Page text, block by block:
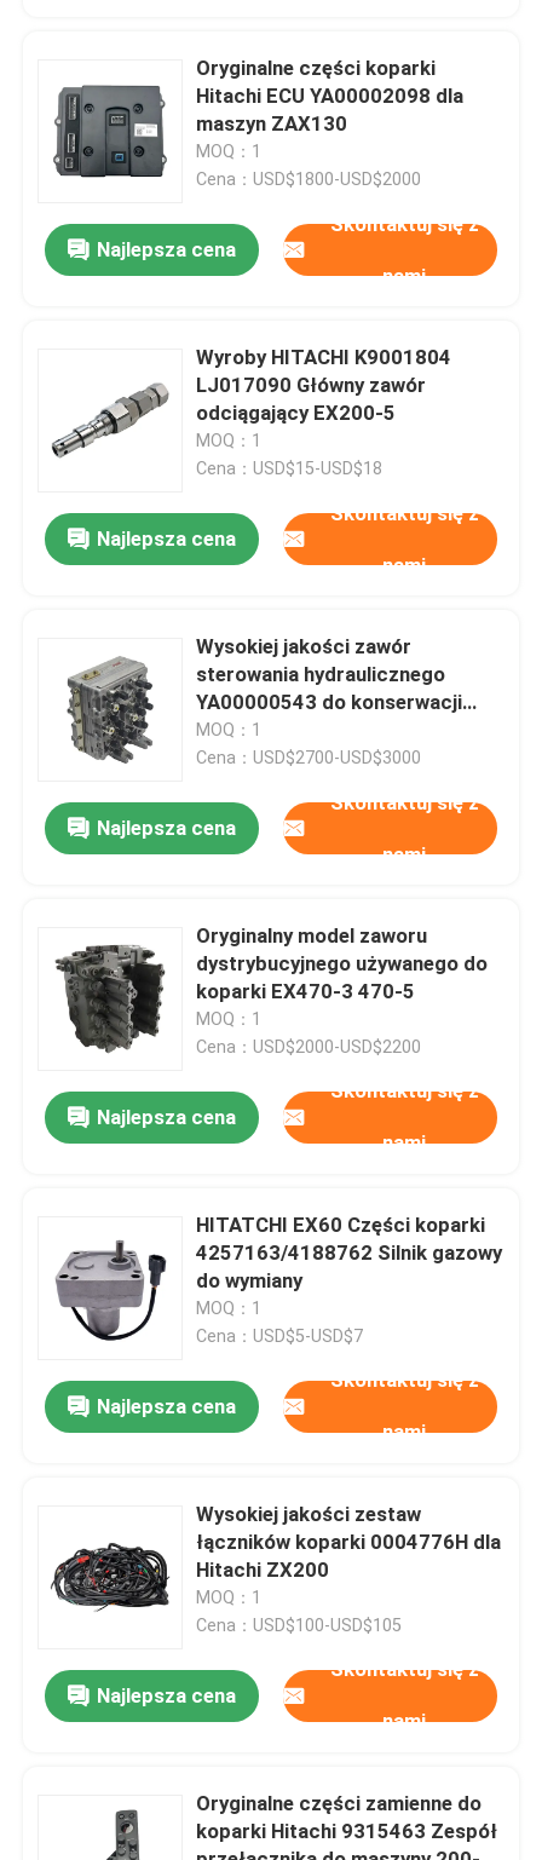
O nas
Wycieczka po fabryce
Skontaktuj się z nami
Aktualności
Poprosić o wycenę
Części zamienne Cuminsa
Oryginalne części koparki
Hitachi ECU YA00002098 dla
maszyn ZAX130
MOQ：1
Cena：USD$1800-USD$2000
Najlepsza cena
Skontaktuj się z
nami
Wyroby HITACHI K9001804
LJ017090 Główny zawór
odciągający EX200-5
MOQ：1
Cena：USD$15-USD$18
Najlepsza cena
Skontaktuj się z
nami
Wysokiej jakości zawór
sterowania hydraulicznego
YA00000543 do konserwacji
koparek Hitachi
MOQ：1
Cena：USD$2700-USD$3000
Najlepsza cena
Skontaktuj się z
nami
Oryginalny model zaworu
dystrybucyjnego używanego do
koparki EX470-3 470-5
MOQ：1
Cena：USD$2000-USD$2200
Najlepsza cena
Skontaktuj się z
nami
HITATCHI EX60 Części koparki
4257163/4188762 Silnik gazowy
do wymiany
MOQ：1
Cena：USD$5-USD$7
Najlepsza cena
Skontaktuj się z
nami
Wysokiej jakości zestaw
łączników koparki 0004776H dla
Hitachi ZX200
MOQ：1
Cena：USD$100-USD$105
Najlepsza cena
Skontaktuj się z
nami
Oryginalne części zamienne do
koparki Hitachi 9315463 Zespół